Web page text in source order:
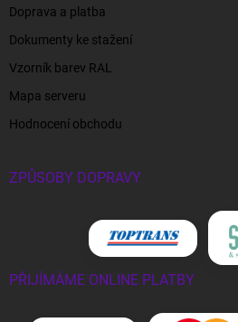
Doprava a platba
Dokumenty ke stažení
Vzorník barev RAL
Mapa serveru
Hodnocení obchodu
ZPŮSOBY DOPRAVY
PŘIJÍMÁME ONLINE PLATBY